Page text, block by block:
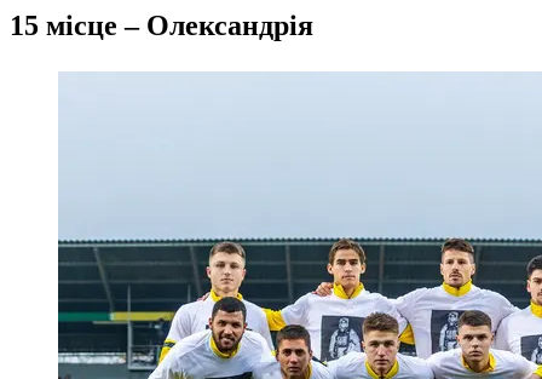
15 місце – Олександрія